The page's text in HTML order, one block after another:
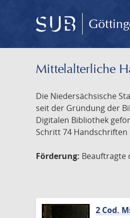
Mittelalterliche
Die Niedersächsische
seit der Gründung der
Digitalen Bibliothek
Schritt 74
Förderung: Beauftragte
2 Cod.